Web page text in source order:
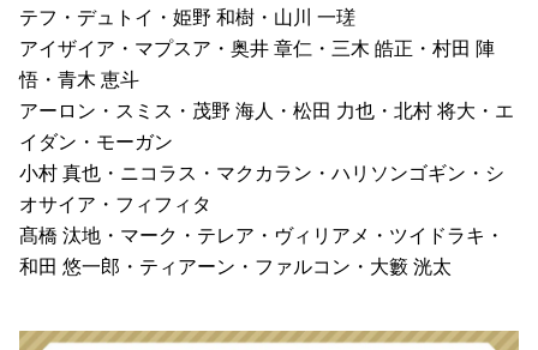
テフ・デュトイ・姫野 和樹・山川 一瑳
アイザイア・マプスア・奥井 章仁・三木 皓正・村田 陣
悟・青木 恵斗
アーロン・スミス・茂野 海人・松田 力也・北村 将大・エ
イダン・モーガン
小村 真也・ニコラス・マクカラン・ハリソンゴギン・シ
オサイア・フィフィタ
髙橋 汰地・マーク・テレア・ヴィリアメ・ツイドラキ・
和田 悠一郎・ティアーン・ファルコン・大籔 洸太